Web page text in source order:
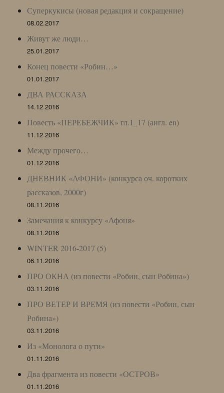
Суперкукисы (новая редакция и сокращение)
08.02.2017
Живут же люди…
25.01.2017
Конец повести «Робин…»
01.01.2017
ДВА РАССКАЗА
14.12.2016
Повесть «ПЕРЕБЕЖЧИК» гл.1_17 (англ. en)
11.12.2016
Между прочего…
01.12.2016
ДНЕВНИК «АФОНИ» (конкурса оч. коротких
рассказов, 2000г)
08.11.2016
Замечания к конкурсу «Афоня»
08.11.2016
WINTER 2016-2017 (5)
06.11.2016
ПРО ОКНА (из повести «Робин, сын Робина»)
03.11.2016
ПРО ВЕТЕР И ВРЕМЯ (из повести «Робин, сын
Робина»)
03.11.2016
Из «Монолога о пути»
01.11.2016
Два фрагмента из повести «ОСТРОВ»
01.11.2016